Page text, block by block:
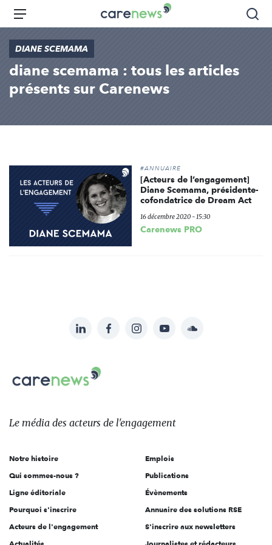
Aller
principal
Carenews,
Le
acteurs
de
l'engagement
Menu
DIANE SCEMAMA
diane scemama : tous les articles
présents sur Carenews
#ANNUAIRE
[Acteurs de l’engagement]
Diane Scemama, présidente-
cofondatrice de Dream Act
16 décembre 2020 - 15:30
Carenews PRO
sur:
LinkedInFacebookInstagramYouTubeSoundcloud
Carenews,
Le
des
l'engagement
Le média des acteurs de l'engagement
Notre histoire
Qui sommes-nous ?
Ligne éditoriale
Pourquoi s'inscrire
Acteurs de l'engagement
Emplois
Publications
Évènements
Annuaire des solutions RSE
S'inscrire aux newsletters